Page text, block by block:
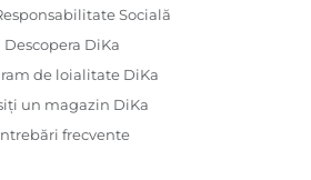
Socială
Descopera DiKa
de loialitate DiKa
un magazin DiKa
frecvente